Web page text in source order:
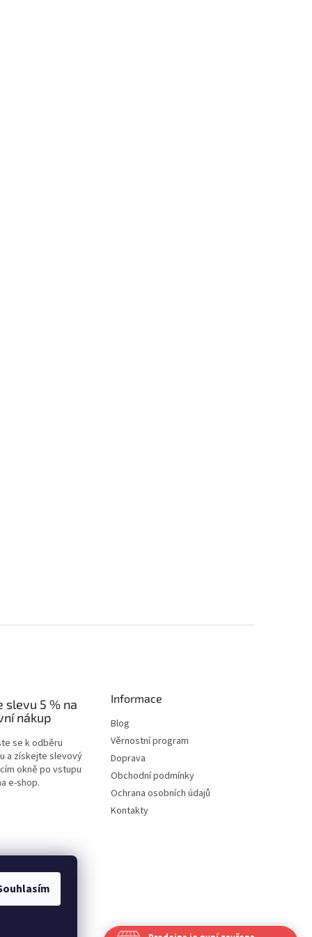
slevu 5 % na
nákup
se k odběru
a získejte slevový
okně po vstupu
e-shop.
Informace
Blog
Věrnostní program
Doprava
Obchodní podmínky
Ochrana osobních údajů
Kontakty